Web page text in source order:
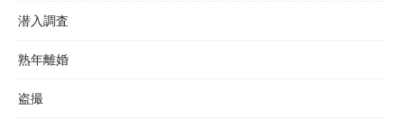
潜入調査
熟年離婚
盗撮